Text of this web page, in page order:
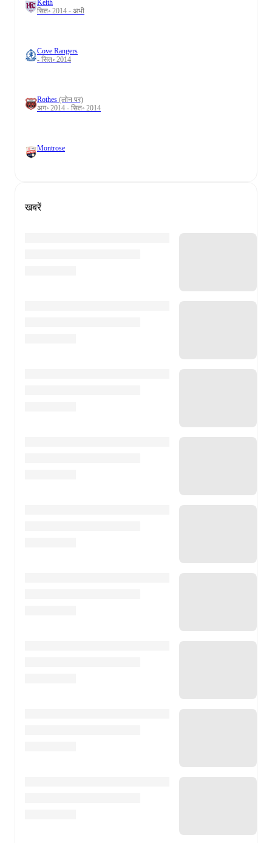
Keith
सित॰ 2014 - अभी
Cove Rangers
- सित॰ 2014
Rothes (लोन पर)
अग॰ 2014 - सित॰ 2014
Montrose
खबरें